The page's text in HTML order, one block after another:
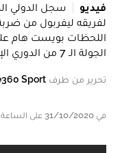
فيديو
سجل الدولي
لفريقه ليفربول من
اللحظات بويست هام
الجولة الـ 7 من الدوري الإنجليزي "بريميرليج".
تحرير من طرف Sport
في 31/10/2020 على الساعة 18:50